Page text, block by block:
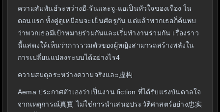
ความสัมพันธ์ระหว่างฮี-รันและจู-แอเป็นหัวใจของเรื่อง ใน
ตอนแรก ทั้งคู่ดูเหมือนจะเป็นศัตรูกัน แต่แล้วพวกเธอก็ค้นพบ
ว่าพวกเธอมีเป้าหมายร่วมกันและเริ่มทำงานร่วมกัน เรื่องราว
นี้แสดงให้เห็นว่าการรวมตัวของผู้หญิงสามารถสร้างพลังใน
การเปลี่ยนแปลงระบบได้อย่างไร4
ความสมดุลระหว่างความจริงและ虚构
Aema ประกาศตัวเองว่าเป็นงาน fiction ที่ได้รับแรงบันดาลใจ
จากเหตุการณ์真實 ไม่ใช่การนำเสนอประวัติศาสตร์อย่าง忠实